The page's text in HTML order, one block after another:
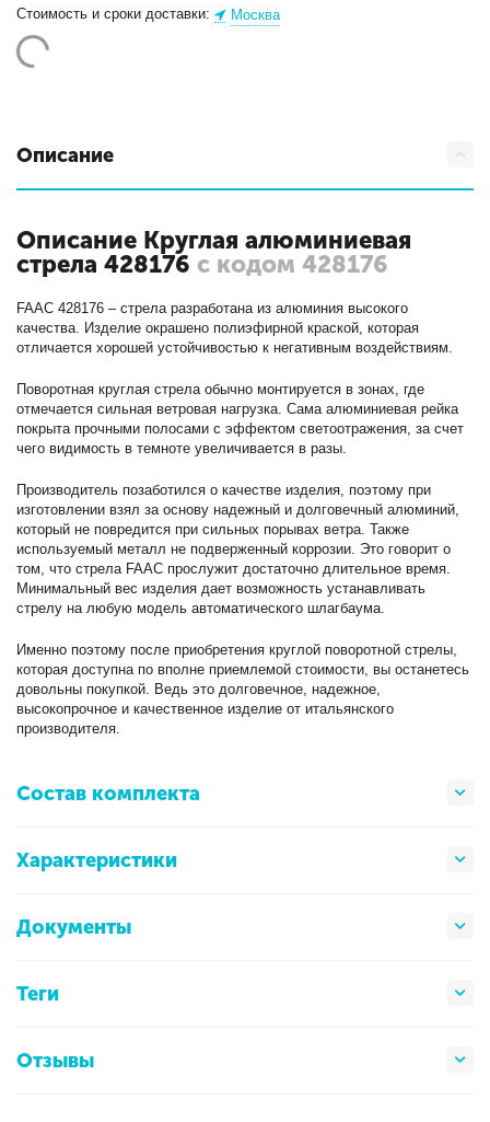
Стоимость и сроки доставки: Москва
Описание
Описание Круглая алюминиевая
стрела 428176 с кодом 428176
FAAC 428176 – стрела разработана из алюминия высокого
качества. Изделие окрашено полиэфирной краской, которая
отличается хорошей устойчивостью к негативным воздействиям.
Поворотная круглая стрела обычно монтируется в зонах, где
отмечается сильная ветровая нагрузка. Сама алюминиевая рейка
покрыта прочными полосами с эффектом светоотражения, за счет
чего видимость в темноте увеличивается в разы.
Производитель позаботился о качестве изделия, поэтому при
изготовлении взял за основу надежный и долговечный алюминий,
который не повредится при сильных порывах ветра. Также
используемый металл не подверженный коррозии. Это говорит о
том, что стрела FAAC прослужит достаточно длительное время.
Минимальный вес изделия дает возможность устанавливать
стрелу на любую модель автоматического шлагбаума.
Именно поэтому после приобретения круглой поворотной стрелы,
которая доступна по вполне приемлемой стоимости, вы останетесь
довольны покупкой. Ведь это долговечное, надежное,
высокопрочное и качественное изделие от итальянского
производителя.
Состав комплекта
Характеристики
Документы
Теги
Отзывы